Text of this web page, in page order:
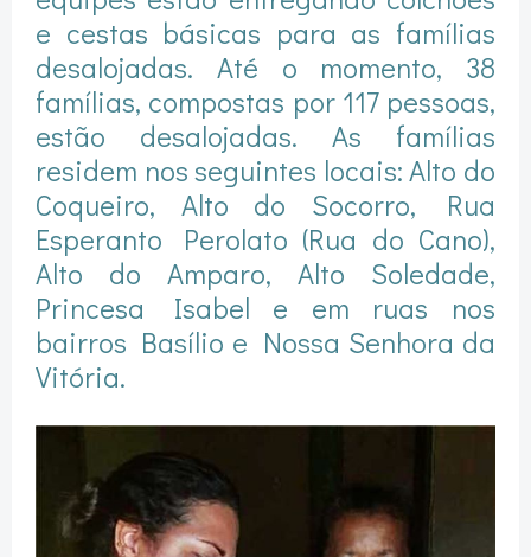
e cestas básicas para as famílias
desalojadas. Até o momento, 38
famílias, compostas por 117 pessoas,
estão desalojadas. As famílias
residem nos seguintes locais: Alto do
Coqueiro, Alto do Socorro, Rua
Esperanto Perolato (Rua do Cano),
Alto do Amparo, Alto Soledade,
Princesa Isabel e em ruas nos
bairros Basílio e Nossa Senhora da
Vitória.